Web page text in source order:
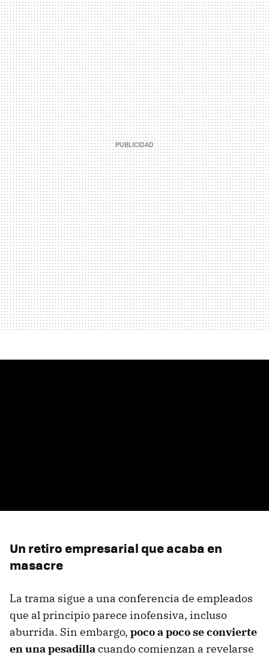
Un retiro empresarial que acaba en
masacre
La trama sigue a una conferencia de empleados
que al principio parece inofensiva, incluso
aburrida. Sin embargo, poco a poco se convierte
en una pesadillacuando comienzan a revelarse